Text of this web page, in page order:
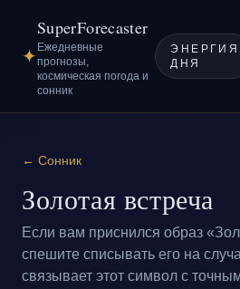
✦
SuperForecaster
Ежедневные
прогнозы,
космическая погода и
сонник
ЭНЕРГИЯ
ДНЯ
← Сонник
Золотая встреча
Если вам приснился образ
спешите списывать его на
связывает этот символ с